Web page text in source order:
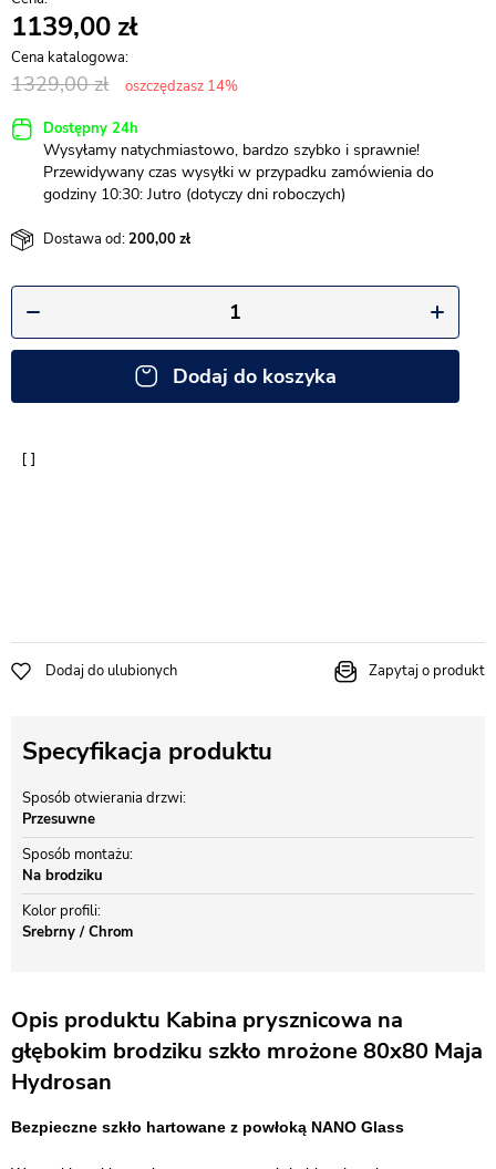
1139,00
1329,00 oszczędzasz 14%
Dostępny 24h
Wysyłamy natychmiastowo, bardzo szybko i sprawnie!
Przewidywany czas wysyłki w przypadku zamówienia do
godziny 10:30: Jutro (dotyczy dni roboczych)
Dostawa od:200,00
Dodaj do koszyka
Dodaj do ulubionych Zapytaj o produkt
Specyfikacja produktu
Sposób otwierania drzwi
Przesuwne
Sposób montażu
Na brodziku
Kolor profili
Srebrny / Chrom
Opis produktu Kabina prysznicowa na
głębokim brodziku szkło mrożone 80x80 Maja
Hydrosan
Bezpieczne szkło hartowane z powłoką NANO Glass